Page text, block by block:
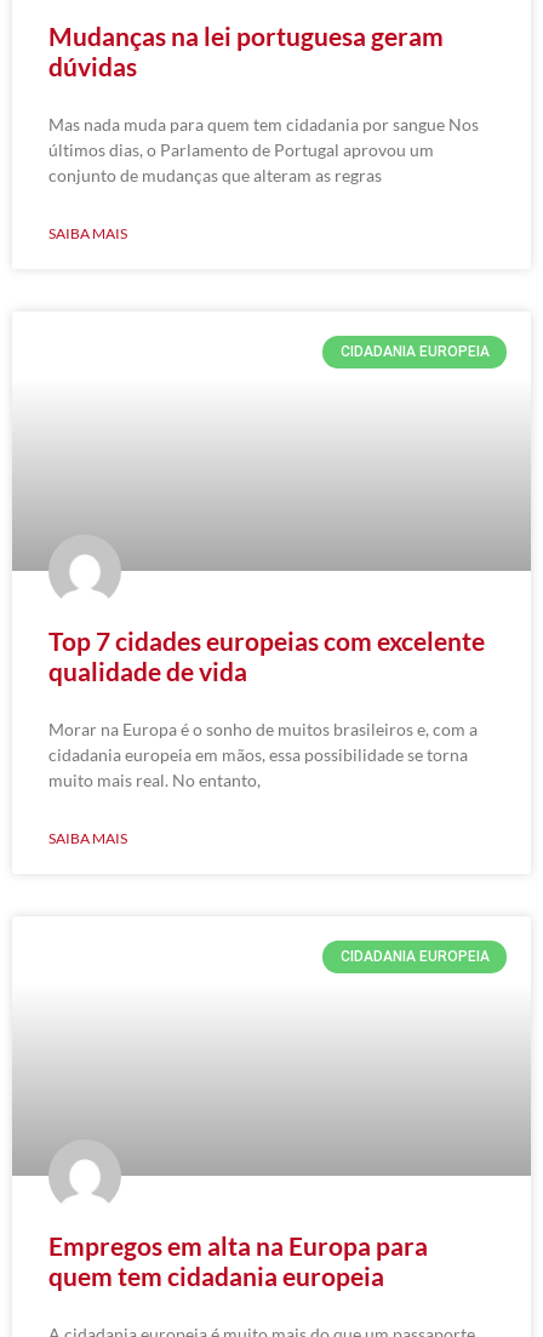
Mudanças na lei portuguesa geram
dúvidas
Mas nada muda para quem tem cidadania por sangue Nos
últimos dias, o Parlamento de Portugal aprovou um
conjunto de mudanças que alteram as regras
SAIBA MAIS
CIDADANIA EUROPEIA
Top 7 cidades europeias com excelente
qualidade de vida
Morar na Europa é o sonho de muitos brasileiros e, com a
cidadania europeia em mãos, essa possibilidade se torna
muito mais real. No entanto,
SAIBA MAIS
CIDADANIA EUROPEIA
Empregos em alta na Europa para
quem tem cidadania europeia